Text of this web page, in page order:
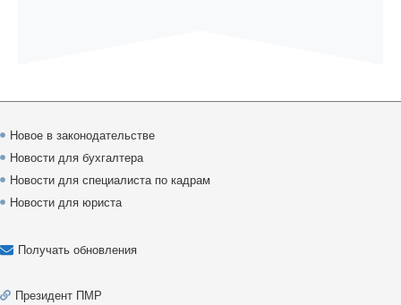
Новое в законодательстве
Новости для бухгалтера
Новости для специалиста по кадрам
Новости для юриста
Получать обновления
Президент ПМР